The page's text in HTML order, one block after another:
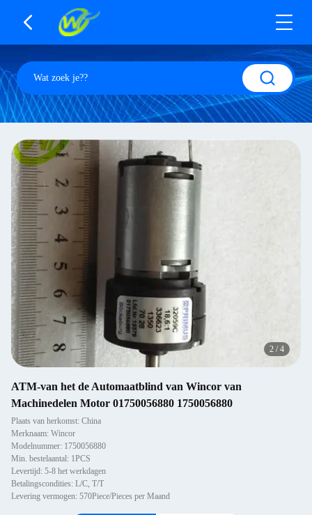
2 /4
ATM-van het de Automaatblind van Wincor van
Machinedelen Motor 01750056880 1750056880
Plaats van herkomst: China
Merknaam: Wincor
Modelnummer: 1750056880
Min. bestelaantal: 1PCS
Levertijd: 5-8 het werkdagen
Betalingscondities: L/C, T/T
Levering vermogen: 570Piece/Pieces per Maand